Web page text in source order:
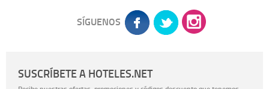
SÍGUENOS
SUSCRÍBETE A HOTELES.NET